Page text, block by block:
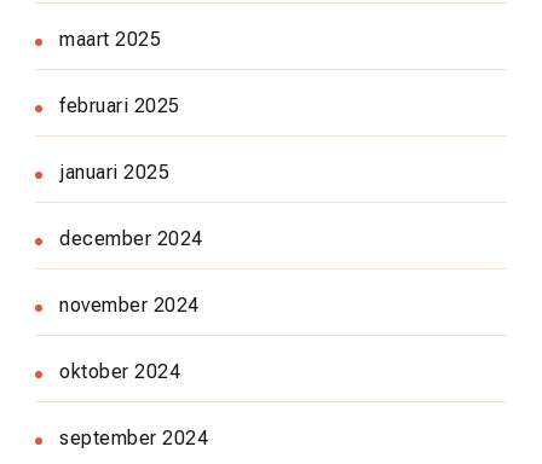
maart 2025
februari 2025
januari 2025
december 2024
november 2024
oktober 2024
september 2024